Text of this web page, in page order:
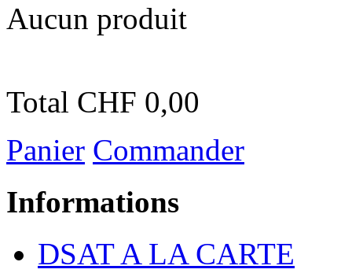
Aucun produit
Total CHF 0,00
Panier Commander
Informations
DSAT A LA CARTE